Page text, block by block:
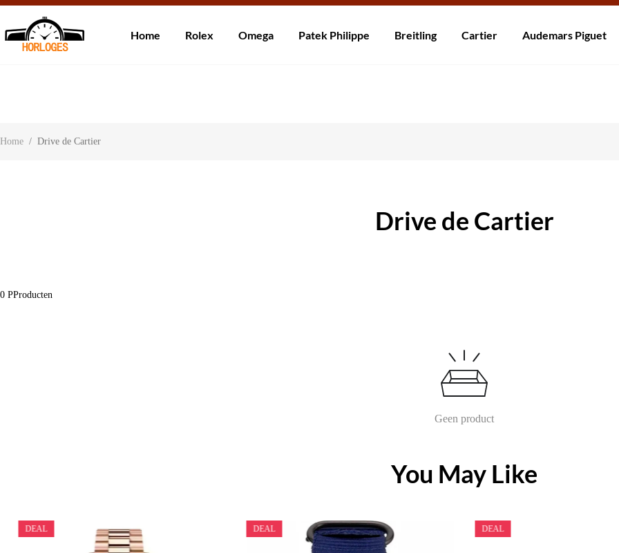
Over onsContactKlantbeoordelingen
Home Rolex Omega Patek Philippe Breitling Cartier Audemars Piguet
Home / Drive de Cartier
Drive de Cartier
0 PProducten
Geen product
You May Like
DEAL DEAL DEAL